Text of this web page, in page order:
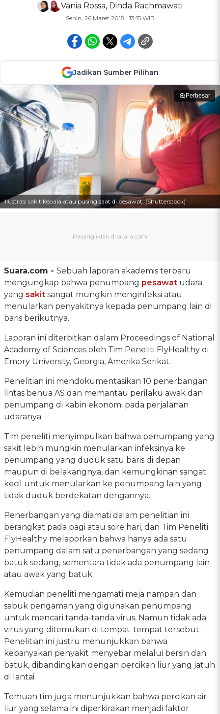
Vania Rossa, Dinda Rachmawati
Senin, 26 Maret 2018 | 13:15 WIB
Jadikan Sumber Pilihan
Perbesar
Ilustrasi sakit kepala atau pusing saat di pesawat. (Shutterstock)
Suara.com - Sebuah laporan akademis terbaru
mengungkap bahwa penumpang pesawat udara
yang sakit sangat mungkin menginfeksi atau
menularkan penyakitnya kepada penumpang lain di
baris berikutnya.
Laporan ini diterbitkan dalam Proceedings of National
Academy of Sciences oleh Tim Peneliti FlyHealthy di
Emory University, Georgia, Amerika Serikat.
Penelitian ini mendokumentasikan 10 penerbangan
lintas benua AS dan memantau perilaku awak dan
penumpang di kabin ekonomi pada perjalanan
udaranya.
Tim peneliti menyimpulkan bahwa penumpang yang
sakit lebih mungkin menularkan infeksinya ke
penumpang yang duduk satu baris di depan
maupun di belakangnya, dan kemungkinan sangat
kecil untuk menularkan ke penumpang lain yang
tidak duduk berdekatan dengannya.
Penerbangan yang diamati dalam penelitian ini
berangkat pada pagi atau sore hari, dan Tim Peneliti
FlyHealthy melaporkan bahwa hanya ada satu
penumpang dalam satu penerbangan yang sedang
batuk sedang, sementara tidak ada penumpang lain
atau awak yang batuk.
Kemudian peneliti mengamati meja nampan dan
sabuk pengaman yang digunakan penumpang
untuk mencari tanda-tanda virus. Namun tidak ada
virus yang ditemukan di tempat-tempat tersebut.
Penelitian ini justru menunjukkan bahwa
kebanyakan penyakit menyebar melalui bersin dan
batuk, dibandingkan dengan percikan liur yang jatuh
di lantai.
Temuan tim juga menunjukkan bahwa percikan air
liur yang selama ini diperkirakan menjadi faktor